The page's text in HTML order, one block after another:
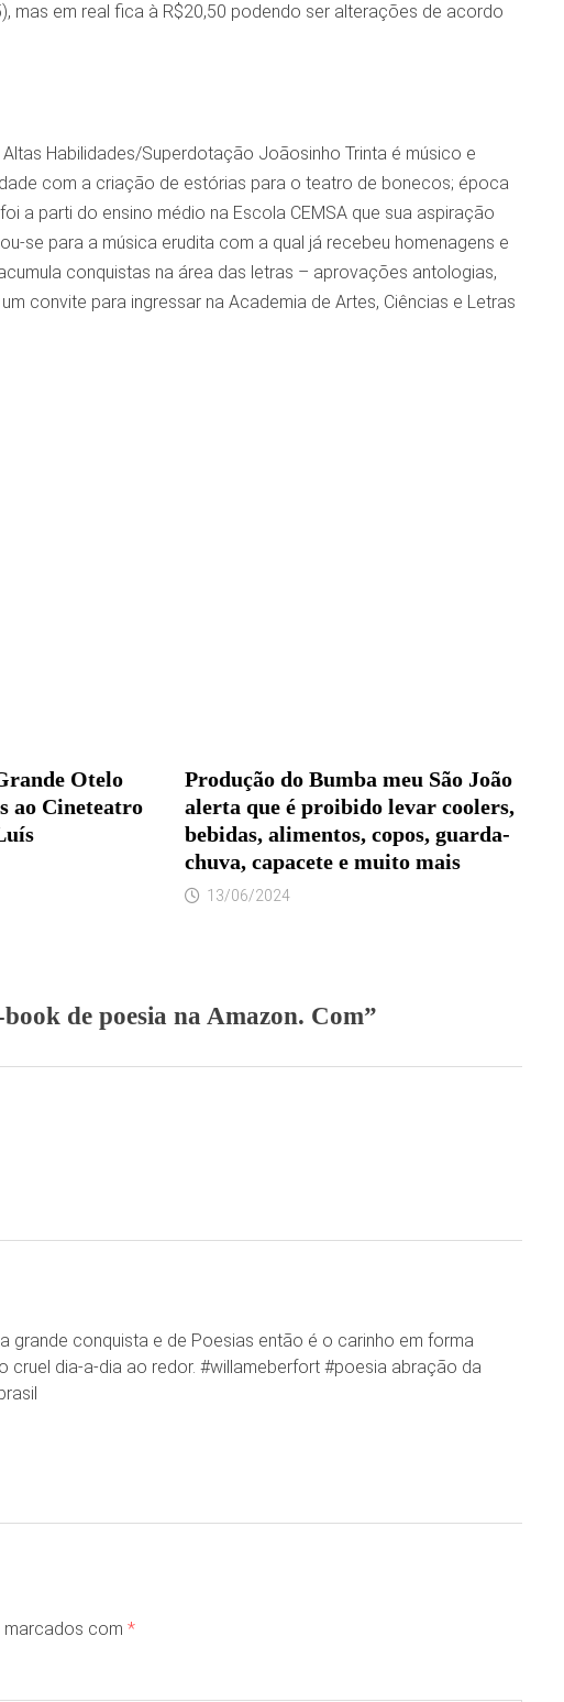
mas em real fica à R$20,50 podendo ser alterações de acordo
Habilidades/Superdotação Joãosinho Trinta é músico e
com a criação de estórias para o teatro de bonecos; época
a parti do ensino médio na Escola CEMSA que sua aspiração
se para a música erudita com a qual já recebeu homenagens e
conquistas na área das letras – aprovações antologias,
convite para ingressar na Academia de Artes, Ciências e Letras
Otelo
ao Cineteatro
Produção do Bumba meu São João
alerta que é proibido levar coolers,
bebidas, alimentos, copos, guarda-
chuva, capacete e muito mais
13/06/2024
de poesia na Amazon. Com”
grande conquista e de Poesias então é o carinho em forma
dia-a-dia ao redor. #willameberfort #poesia abração da
com *